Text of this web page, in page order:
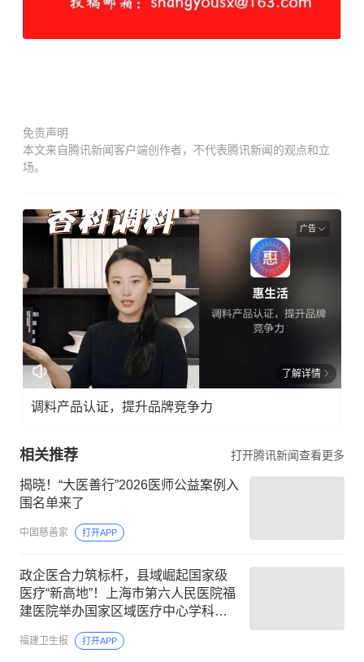
免责声明
本文来自腾讯新闻客户端创作者，不代表腾讯新闻的观点和立
场。
广告
了解详情
调料产品认证，提升品牌竞争力
相关推荐 打开腾讯新闻查看更多
揭晓！“大医善行”2026医师公益案例入
围名单来了
中国慈善家 打开APP
政企医合力筑标杆，县域崛起国家级
医疗“新高地”！上海市第六人民医院福
建医院举办国家区域医疗中心学科建
设专题研讨会
福建卫生报 打开APP